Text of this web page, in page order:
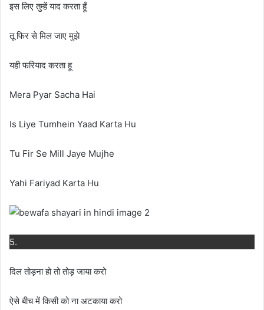
इस लिए तुम्हें याद करता हूँ
तू फिर से मिल जाए मुझे
यही फरियाद करता हू
Mera Pyar Sacha Hai
Is Liye Tumhein Yaad Karta Hu
Tu Fir Se Mill Jaye Mujhe
Yahi Fariyad Karta Hu
5.
दिल तोड़ना हो तो तोड़ जाया करो
ऐसे बीच में किसी को ना अटकाया करो